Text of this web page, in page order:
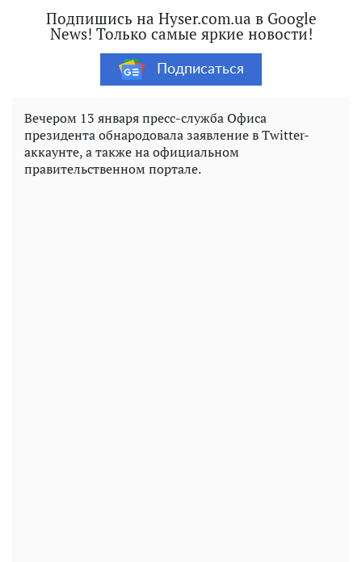
Подпишись на Hyser.com.ua в Google
News! Только самые яркие новости!
Подписаться
Вечером 13 января пресс-служба Офиса
президента обнародовала заявление в Twitter-
аккаунте, а также на официальном
правительственном портале.